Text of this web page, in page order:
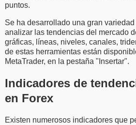
puntos.
Se ha desarrollado una gran
analizar las tendencias del mercado
gráficas, líneas, niveles, canales,
de estas herramientas están
MetaTrader, en la pestaña "Insertar".
Indicadores de
en Forex
Existen numerosos indicadores que